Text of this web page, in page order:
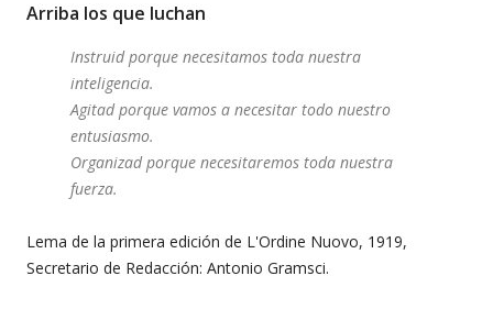
Arriba los que luchan
Instruid porque necesitamos toda nuestra
inteligencia.
Agitad porque vamos a necesitar todo nuestro
entusiasmo.
Organizad porque necesitaremos toda nuestra
fuerza.
Lema de la primera edición de L'Ordine Nuovo, 1919,
Secretario de Redacción: Antonio Gramsci.